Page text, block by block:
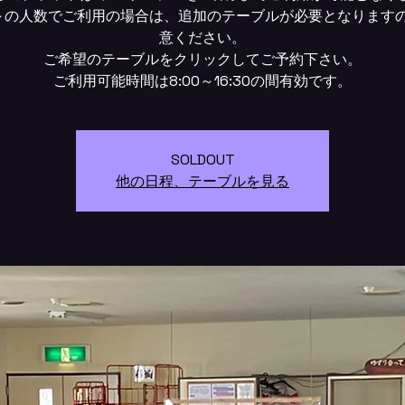
人数でご利用の場合は、追加のテーブルが必要となります
意ください。
ご希望のテーブルをクリックしてご予約下さい。
SOLDOUT
他の日程、テーブルを見る